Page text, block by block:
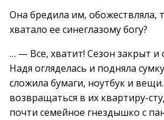
Она бредила им, обожествляла,
хватало ее синеглазому богу?
… — Все, хватит! Сезон закрыт и
Надя огляделась и подняла
сложила бумаги, ноутбук и
возвращаться в их квартиру-
почти семейное гнездышко с